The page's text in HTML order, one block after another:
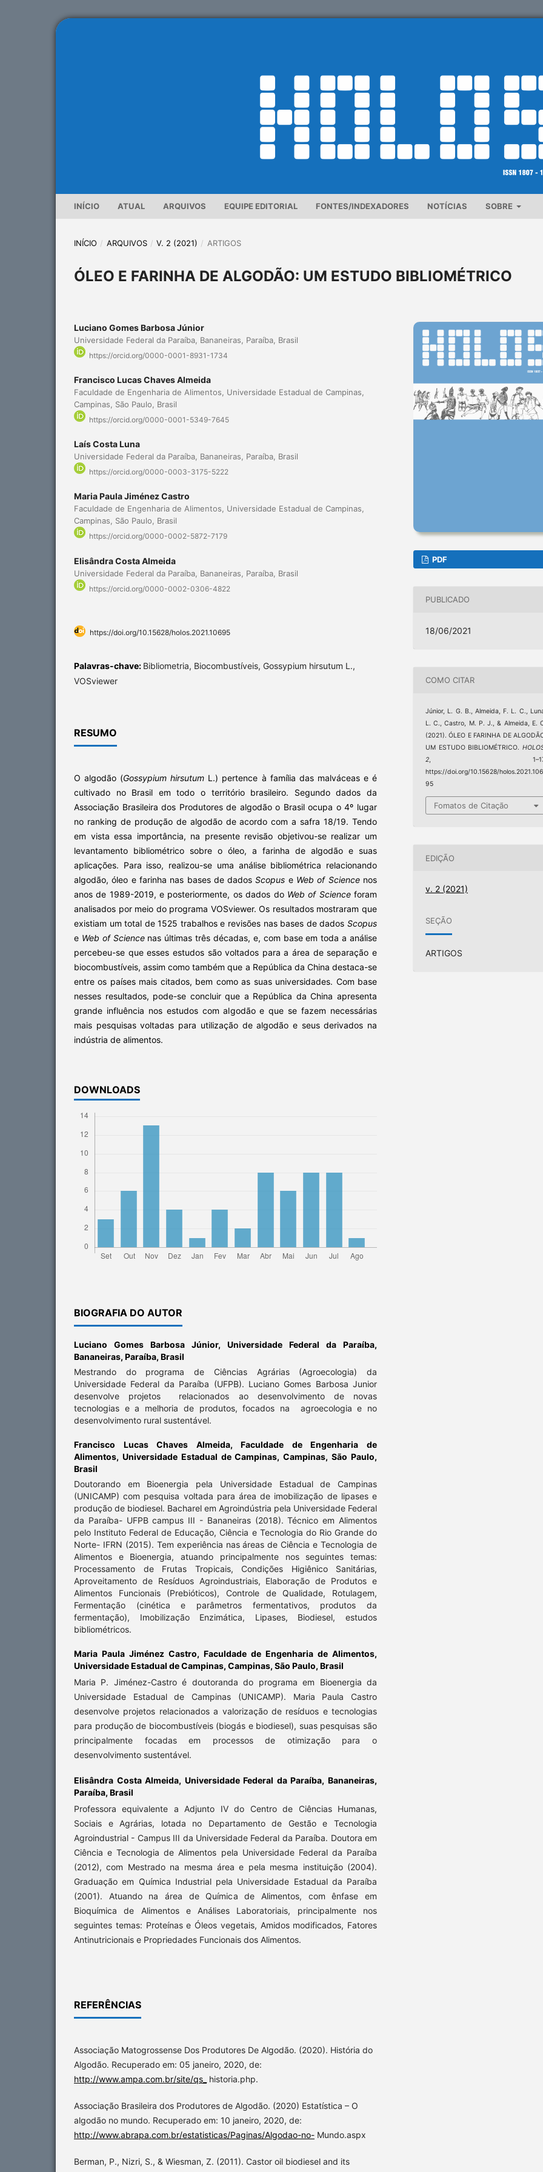
INÍCIO ATUAL ARQUIVOS EQUIPE EDITORIAL FONTES/INDEXADORES NOTÍCIAS SOBRE
INÍCIO / ARQUIVOS / V. 2 (2021) / ARTIGOS
ÓLEO E FARINHA DE ALGODÃO: UM ESTUDO BIBLIOMÉTRICO
Luciano Gomes Barbosa Júnior
Universidade Federal da Paraíba, Bananeiras, Paraíba, Brasil
https://orcid.org/0000-0001-8931-1734
Francisco Lucas Chaves Almeida
Faculdade de Engenharia de Alimentos, Universidade Estadual de Campinas,
Campinas, São Paulo, Brasil
https://orcid.org/0000-0001-5349-7645
Laís Costa Luna
Universidade Federal da Paraíba, Bananeiras, Paraíba, Brasil
https://orcid.org/0000-0003-3175-5222
Maria Paula Jiménez Castro
Faculdade de Engenharia de Alimentos, Universidade Estadual de Campinas,
Campinas, São Paulo, Brasil
https://orcid.org/0000-0002-5872-7179
Elisândra Costa Almeida
Universidade Federal da Paraíba, Bananeiras, Paraíba, Brasil
https://orcid.org/0000-0002-0306-4822
https://doi.org/10.15628/holos.2021.10695
Palavras-chave: Bibliometria, Biocombustíveis, Gossypium hirsutum L.,
VOSviewer
RESUMO
O algodão (Gossypium hirsutum L.) pertence à família das malváceas e é
cultivado no Brasil em todo o território brasileiro. Segundo dados da
Associação Brasileira dos Produtores de algodão o Brasil ocupa o 4º lugar
no ranking de produção de algodão de acordo com a safra 18/19. Tendo
em vista essa importância, na presente revisão objetivou-se realizar um
levantamento bibliométrico sobre o óleo, a farinha de algodão e suas
aplicações. Para isso, realizou-se uma análise bibliométrica relacionando
algodão, óleo e farinha nas bases de dadosScopus e Web of Sciencenos
anos de 1989-2019, e posteriormente, os dados do Web of Scienceforam
analisados por meio do programa VOSviewer. Os resultados mostraram que
existiam um total de 1525 trabalhos e revisões nas bases de dados Scopus
e Web of Sciencenas últimas três décadas, e, com base em toda a análise
percebeu-se que esses estudos são voltados para a área de separação e
biocombustíveis, assim como também que a República da China destaca-se
entre os países mais citados, bem como as suas universidades. Com base
nesses resultados, pode-se concluir que a República da China apresenta
grande influência nos estudos com algodão e que se fazem necessárias
mais pesquisas voltadas para utilização de algodão e seus derivados na
indústria de alimentos.
DOWNLOADS
BIOGRAFIA DO AUTOR
Luciano Gomes Barbosa Júnior, Universidade Federal da Paraíba,
Bananeiras, Paraíba, Brasil
Mestrando do programa de Ciências Agrárias (Agroecologia) da
Universidade Federal da Paraíba (UFPB). Luciano Gomes Barbosa Junior
desenvolve projetos relacionados ao desenvolvimento de novas
tecnologias e a melhoria de produtos, focados na agroecologia e no
desenvolvimento rural sustentável.
Francisco Lucas Chaves Almeida,Faculdade de Engenharia de
Alimentos, Universidade Estadual de Campinas, Campinas, São Paulo,
Brasil
Doutorando em Bioenergia pela Universidade Estadual de Campinas
(UNICAMP) com pesquisa voltada para área de imobilização de lipases e
produção de biodiesel. Bacharel em Agroindústria pela Universidade Federal
da Paraíba- UFPB campus III - Bananeiras (2018). Técnico em Alimentos
pelo Instituto Federal de Educação, Ciência e Tecnologia do Rio Grande do
Norte- IFRN (2015). Tem experiência nas áreas de Ciência e Tecnologia de
Alimentos e Bioenergia, atuando principalmente nos seguintes temas:
Processamento de Frutas Tropicais, Condições Higiênico Sanitárias,
Aproveitamento de Resíduos Agroindustriais, Elaboração de Produtos e
Alimentos Funcionais (Prebióticos), Controle de Qualidade, Rotulagem,
Fermentação (cinética e parâmetros fermentativos, produtos da
fermentação), Imobilização Enzimática, Lipases, Biodiesel, estudos
bibliométricos.
Maria Paula Jiménez Castro, Faculdade de Engenharia de Alimentos,
Universidade Estadual de Campinas, Campinas, São Paulo, Brasil
Maria P. Jiménez-Castro é doutoranda do programa em Bioenergia da
Universidade Estadual de Campinas (UNICAMP). Maria Paula Castro
desenvolve projetos relacionados a valorização de resíduos e tecnologias
para produção de biocombustíveis (biogás e biodiesel), suas pesquisas são
principalmente focadas em processos de otimização para o
desenvolvimento sustentável.
Elisândra Costa Almeida, Universidade Federal da Paraíba, Bananeiras,
Paraíba, Brasil
Professora equivalente a Adjunto IV do Centro de Ciências Humanas,
Sociais e Agrárias, lotada no Departamento de Gestão e Tecnologia
Agroindustrial - Campus III da Universidade Federal da Paraíba. Doutora em
Ciência e Tecnologia de Alimentos pela Universidade Federal da Paraíba
(2012), com Mestrado na mesma área e pela mesma instituição (2004).
Graduação em Química Industrial pela Universidade Estadual da Paraíba
(2001). Atuando na área de Química de Alimentos, com ênfase em
Bioquímica de Alimentos e Análises Laboratoriais, principalmente nos
seguintes temas: Proteínas e Óleos vegetais, Amidos modificados, Fatores
Antinutricionais e Propriedades Funcionais dos Alimentos.
REFERÊNCIAS
Associação Matogrossense Dos Produtores De Algodão. (2020). História do
Algodão. Recuperado em: 05 janeiro, 2020, de:
http://www.ampa.com.br/site/qs_
historia.php.
Associação Brasileira dos Produtores de Algodão. (2020) Estatística – O
algodão no mundo. Recuperado em: 10 janeiro, 2020, de:
http://www.abrapa.com.br/estatisticas/Paginas/Algodao-no- Mundo.aspx
Berman, P., Nizri, S., & Wiesman, Z. (2011). Castor oil biodiesel and its
PDF
PUBLICADO
18/06/2021
COMO CITAR
Júnior, L. G. B., Almeida, F. L. C.,
L. C., Castro, M. P. J., & Almeida, E.
(2021). ÓLEO E FARINHA DE
UM ESTUDO BIBLIOMÉTRICO.
2 ,
https://doi.org/10.15628/holos.2021.106
95
Fomatos de Citação
EDIÇÃO
v. 2 (2021)
SEÇÃO
ARTIGOS